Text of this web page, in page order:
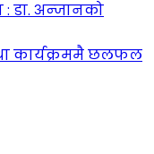
: डा. अन्जानको
कार्यक्रममै छलफल